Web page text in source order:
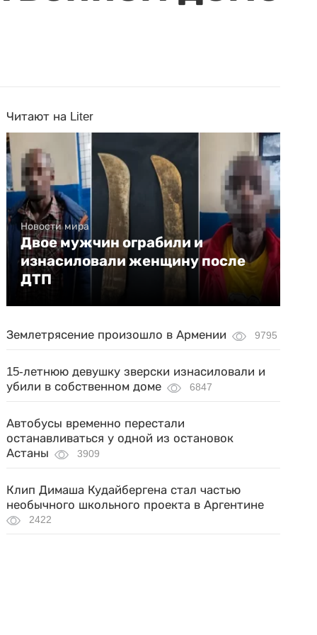
Читают на Liter
Новости мира
Двое мужчин ограбили и
изнасиловали женщину после
ДТП
Землетрясение произошло в Армении 9795
15-летнюю девушку зверски изнасиловали и
убили в собственном доме
6847
Автобусы временно перестали
останавливаться у одной из остановок
Астаны
3909
Клип Димаша Кудайбергена стал частью
необычного школьного проекта в Аргентине
2422